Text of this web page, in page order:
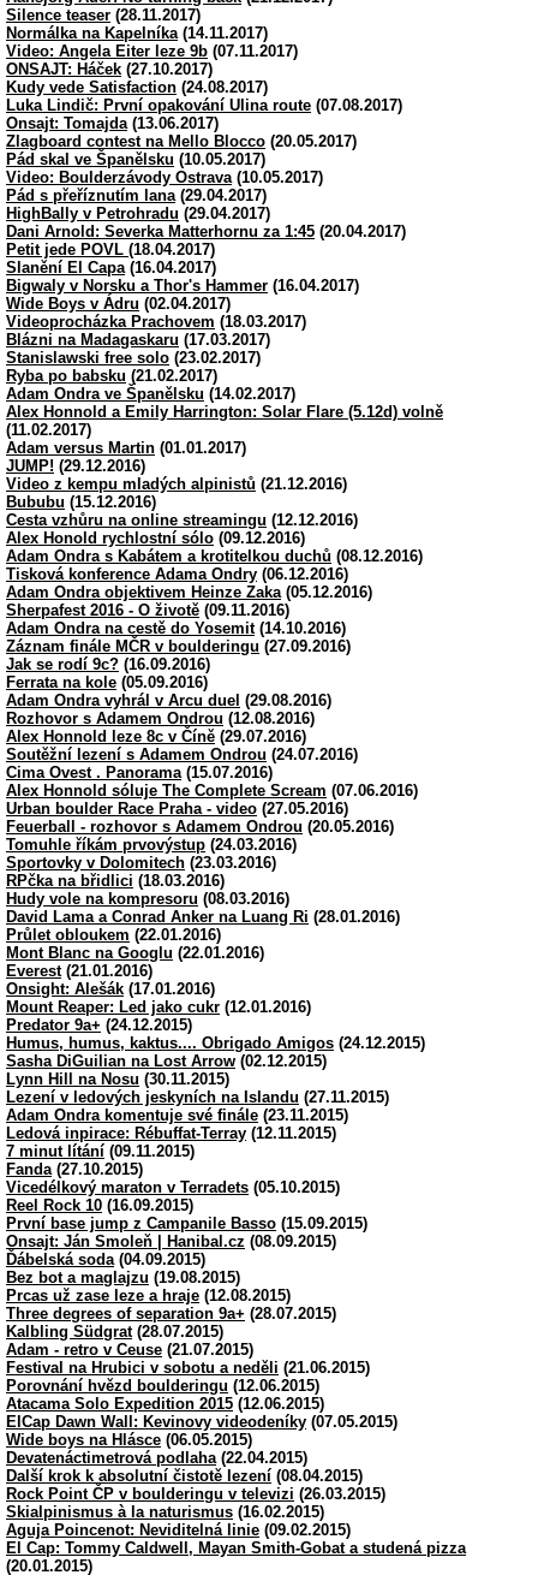
Silence teaser (28.11.2017)
Normálka na Kapelníka (14.11.2017)
Video: Angela Eiter leze 9b (07.11.2017)
ONSAJT: Háček (27.10.2017)
Kudy vede Satisfaction (24.08.2017)
Luka Lindič: První opakování Ulina route (07.08.2017)
Onsajt: Tomajda (13.06.2017)
Zlagboard contest na Mello Blocco (20.05.2017)
Pád skal ve Španělsku (10.05.2017)
Video: Boulderzávody Ostrava (10.05.2017)
Pád s přeříznutím lana (29.04.2017)
HighBally v Petrohradu (29.04.2017)
Dani Arnold: Severka Matterhornu za 1:45 (20.04.2017)
Petit jede POVL (18.04.2017)
Slanění El Capa (16.04.2017)
Bigwaly v Norsku a Thor's Hammer (16.04.2017)
Wide Boys v Ádru (02.04.2017)
Videoprocházka Prachovem (18.03.2017)
Blázni na Madagaskaru (17.03.2017)
Stanislawski free solo (23.02.2017)
Ryba po babsku (21.02.2017)
Adam Ondra ve Španělsku (14.02.2017)
Alex Honnold a Emily Harrington: Solar Flare (5.12d) volně
(11.02.2017)
Adam versus Martin (01.01.2017)
JUMP! (29.12.2016)
Video z kempu mladých alpinistů (21.12.2016)
Bububu (15.12.2016)
Cesta vzhůru na online streamingu (12.12.2016)
Alex Honold rychlostní sólo (09.12.2016)
Adam Ondra s Kabátem a krotitelkou duchů (08.12.2016)
Tisková konference Adama Ondry (06.12.2016)
Adam Ondra objektivem Heinze Zaka (05.12.2016)
Sherpafest 2016 - O životě (09.11.2016)
Adam Ondra na cestě do Yosemit(14.10.2016)
Záznam finále MČR v boulderingu (27.09.2016)
Jak se rodí 9c? (16.09.2016)
Ferrata na kole (05.09.2016)
Adam Ondra vyhrál v Arcu duel (29.08.2016)
Rozhovor s Adamem Ondrou (12.08.2016)
Alex Honnold leze 8c v Číně (29.07.2016)
Soutěžní lezení s Adamem Ondrou (24.07.2016)
Cima Ovest . Panorama (15.07.2016)
Alex Honnold sóluje The Complete Scream (07.06.2016)
Urban boulder Race Praha - video (27.05.2016)
Feuerball - rozhovor s Adamem Ondrou (20.05.2016)
Tomuhle říkám prvovýstup (24.03.2016)
Sportovky v Dolomitech (23.03.2016)
RPčka na břidlici (18.03.2016)
Hudy vole na kompresoru (08.03.2016)
David Lama a Conrad Anker na Luang Ri (28.01.2016)
Průlet obloukem (22.01.2016)
Mont Blanc na Googlu (22.01.2016)
Everest(21.01.2016)
Onsight: Alešák (17.01.2016)
Mount Reaper: Led jako cukr (12.01.2016)
Predator 9a+ (24.12.2015)
Humus, humus, kaktus.... Obrigado Amigos (24.12.2015)
Sasha DiGuilian na Lost Arrow (02.12.2015)
Lynn Hill na Nosu (30.11.2015)
Lezení v ledových jeskyních na Islandu (27.11.2015)
Adam Ondra komentuje své finále (23.11.2015)
Ledová inpirace: Rébuffat-Terray (12.11.2015)
7 minut lítání (09.11.2015)
Fanda (27.10.2015)
Vicedélkový maraton v Terradets (05.10.2015)
Reel Rock 10 (16.09.2015)
První base jump z Campanile Basso (15.09.2015)
Onsajt: Ján Smoleň | Hanibal.cz (08.09.2015)
Ďábelská soda (04.09.2015)
Bez bot a maglajzu (19.08.2015)
Prcas už zase leze a hraje (12.08.2015)
Three degrees of separation 9a+ (28.07.2015)
Kalbling Südgrat(28.07.2015)
Adam - retro v Ceuse (21.07.2015)
Festival na Hrubici v sobotu a neděli (21.06.2015)
Porovnání hvězd boulderingu (12.06.2015)
Atacama Solo Expedition 2015 (12.06.2015)
ElCap Dawn Wall: Kevinovy videodeníky (07.05.2015)
Wide boys na Hlásce (06.05.2015)
Devatenáctimetrová podlaha (22.04.2015)
Další krok k absolutní čistotě lezení (08.04.2015)
Rock Point ČP v boulderingu v televizi (26.03.2015)
Skialpinismus à la naturismus (16.02.2015)
Aguja Poincenot: Neviditelná linie (09.02.2015)
El Cap: Tommy Caldwell, Mayan Smith-Gobat a studená pizza
(20.01.2015)